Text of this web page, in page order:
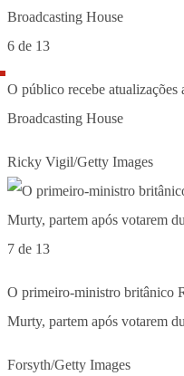
6 de 13
O público recebe
Broadcasting House
Ricky Vigil/Getty Images
7 de 13
O primeiro-ministro britânico
Murty, partem após votarem
Forsyth/Getty Images